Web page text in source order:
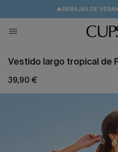
👒PROMOCIÓN DE
💌¡SUSCRIBIRSE &
🚚ENVÍO GRATUITO
Vestido largo tropical de
39,90 €